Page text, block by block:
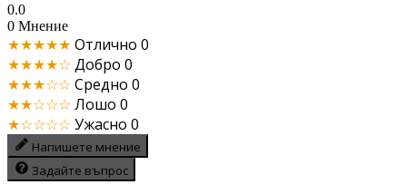
0.0
0 Мнение
★★★★★ Отлично 0
★★★★☆ Добро 0
★★★☆☆ Средно 0
★★☆☆☆ Лошо 0
★☆☆☆☆ Ужасно 0
Напишете мнение
Задайте въпрос